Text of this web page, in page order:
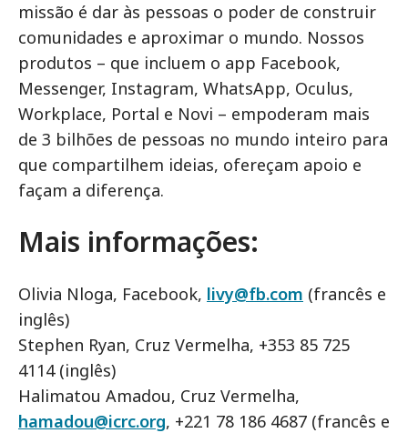
missão é dar às pessoas o poder de construir
comunidades e aproximar o mundo. Nossos
produtos – que incluem o app Facebook,
Messenger, Instagram, WhatsApp, Oculus,
Workplace, Portal e Novi – empoderam mais
de 3 bilhões de pessoas no mundo inteiro para
que compartilhem ideias, ofereçam apoio e
façam a diferença.
Mais informações:
Olivia Nloga, Facebook, livy@fb.com (francês e
inglês)
Stephen Ryan, Cruz Vermelha, +353 85 725
4114 (inglês)
Halimatou Amadou, Cruz Vermelha,
hamadou@icrc.org, +221 78 186 4687 (francês e